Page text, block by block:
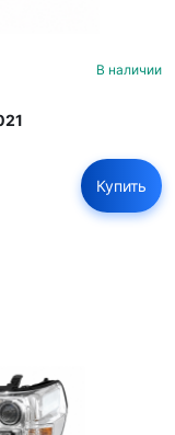
В наличии
Купить